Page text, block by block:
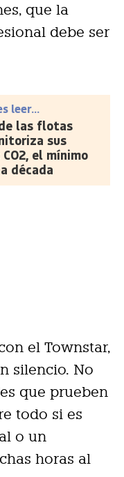
que la
debe ser
leer...
las flotas
sus
el mínimo
década
el Townstar,
silencio. No
que prueben
todo si es
o un
horas al